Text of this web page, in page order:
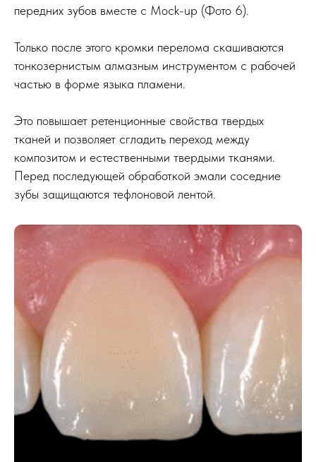
передних зубов вместе с Mock-up (Фото 6).
Только после этого кромки перелома скашиваются
тонкозернистым алмазным инструментом с рабочей
частью в форме языка пламени.
Это повышает ретенционные свойства твердых
тканей и позволяет сгладить переход между
композитом и естественными твердыми тканями.
Перед последующей обработкой эмали соседние
зубы защищаются тефлоновой лентой.